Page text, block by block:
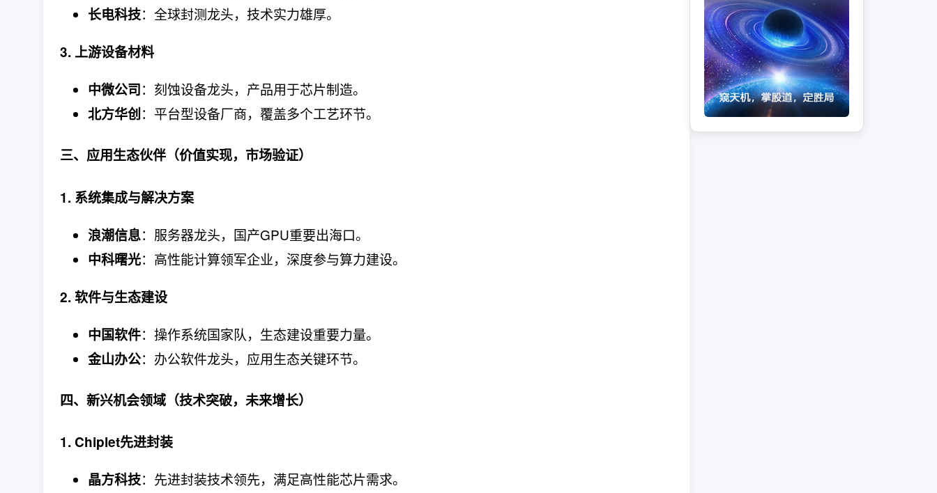
长电科技：全球封测龙头，技术实力雄厚。
3. 上游设备材料
中微公司：刻蚀设备龙头，产品用于芯片制造。
北方华创 ：平台型设备厂商，覆盖多个工艺环节。
三、应用生态伙伴（价值实现，市场验证）
1. 系统集成与解决方案
浪潮信息：服务器龙头，国产GPU重要出海口。
中科曙光：高性能计算领军企业，深度参与算力建设。
2. 软件与生态建设
中国软件：操作系统国家队，生态建设重要力量。
金山办公：办公软件龙头，应用生态关键环节。
四、新兴机会领域（技术突破，未来增长）
1. Chiplet先进封装
晶方科技：先进封装技术领先，满足高性能芯片需求。